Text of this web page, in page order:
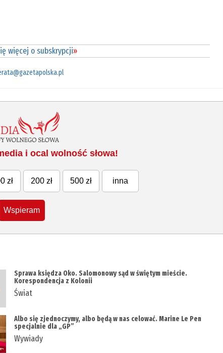
więcej o subskrypcji»
i ocal wolność słowa!
zł 200 zł 500 zł inna
Wspieram
Sprawa księdza Oko. Salomonowy sąd w świętym mieście.
Korespondencja z Kolonii
Świat
Albo się zjednoczymy, albo będą w nas celować. Marine Le Pen
specjalnie dla „GP”
Wywiady